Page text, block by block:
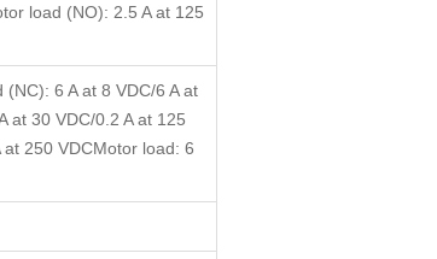
load (NO): 2.5 A at 125
6 A at 8 VDC/6 A at
at 30 VDC/0.2 A at 125
at 250 VDCMotor load: 6